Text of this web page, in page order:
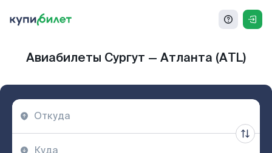
Авиабилеты Сургут — Атланта (ATL)